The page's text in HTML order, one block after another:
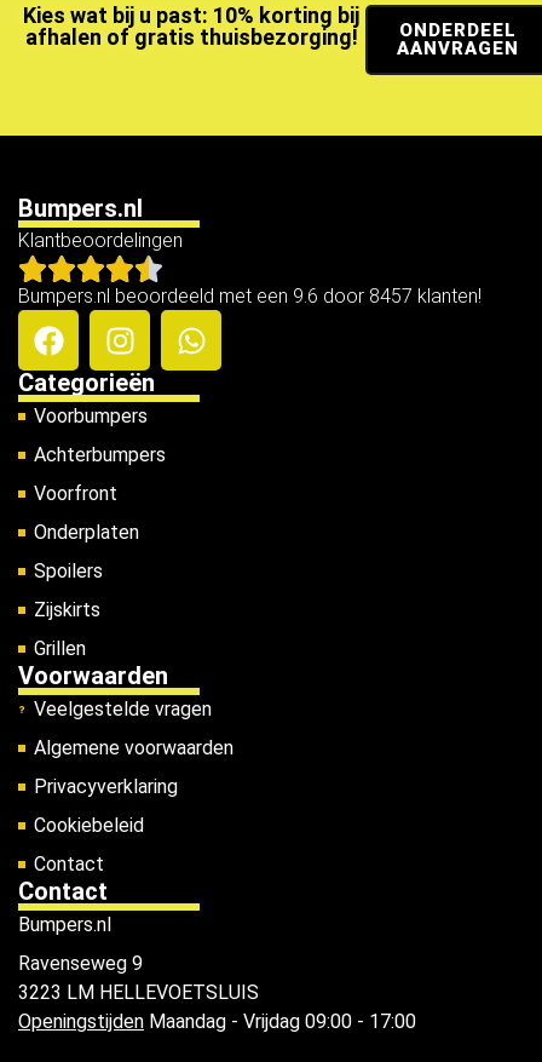
Kies wat bij u past: 10% korting bij
afhalen of gratis thuisbezorging!
ONDERDEEL
AANVRAGEN
Bumpers.nl
Klantbeoordelingen
Bumpers.nl beoordeeld met een 9.6 door 8457 klanten!
Categorieën
Voorbumpers
Achterbumpers
Voorfront
Onderplaten
Spoilers
Zijskirts
Grillen
Voorwaarden
Veelgestelde vragen
Algemene voorwaarden
Privacyverklaring
Cookiebeleid
Contact
Contact
Bumpers.nl
Ravenseweg 9
3223 LM HELLEVOETSLUIS
Openingstijden Maandag - Vrijdag 09:00 - 17:00